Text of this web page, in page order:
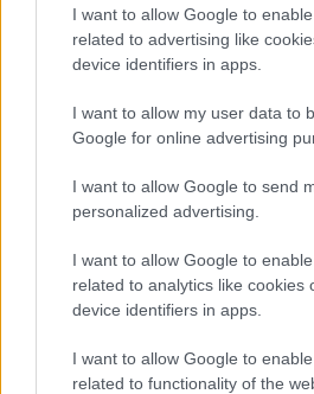
I want to allow Google to
related to advertising like
device identifiers in apps.
I want to allow my user data to
Google for online advertising
I want to allow Google to send
personalized advertising.
I want to allow Google to
related to analytics like cookies
device identifiers in apps.
I want to allow Google to
related to functionality of the
emozioni e canti
Marco Tessari · 3 Ago 2026